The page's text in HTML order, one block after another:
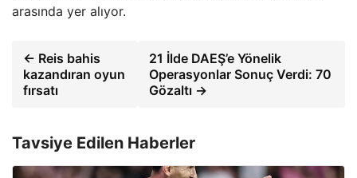
arasında yer alıyor.
← Reis bahis
kazandıran oyun
fırsatı
21 İlde DAEŞ’e Yönelik
Operasyonlar Sonuç Verdi: 70
Gözaltı →
Tavsiye Edilen Haberler